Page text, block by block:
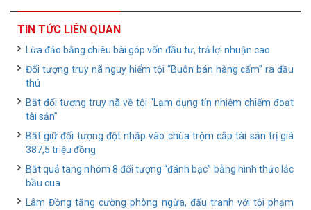
TIN TỨC LIÊN QUAN
Lừa đảo bằng chiêu bài góp vốn đầu tư, trả lợi nhuận cao
Đối tượng truy nã nguy hiểm tội “Buôn bán hàng cấm” ra đầu
thú
Bắt đối tượng truy nã về tội “Lạm dụng tín nhiệm chiếm đoạt
tài sản”
Bắt giữ đối tượng đột nhập vào chùa trộm cắp tài sản trị giá
387,5 triệu đồng
Bắt quả tang nhóm 8 đối tượng “đánh bạc” bằng hình thức lắc
bầu cua
Lâm Đồng tăng cường phòng ngừa, đấu tranh với tội phạm